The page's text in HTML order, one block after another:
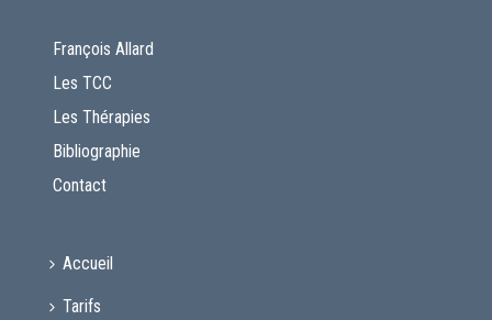
François Allard
Les TCC
Les Thérapies
Bibliographie
Contact
Accueil
Tarifs